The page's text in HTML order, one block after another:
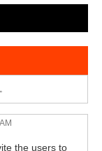
the users to